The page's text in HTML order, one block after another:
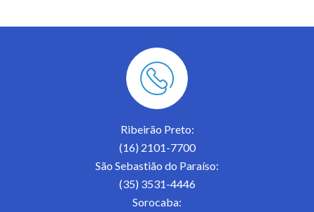
Ribeirão Preto:
(16) 2101-7700
São Sebastião do Paraíso:
(35) 3531-4446
Sorocaba: